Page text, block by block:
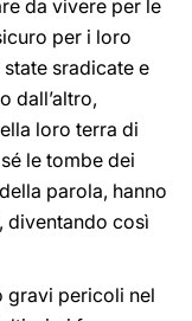
da vivere per le
per i loro
sradicate e
dall’altro,
loro terra di
le tombe dei
parola, hanno
diventando così
gravi pericoli nel